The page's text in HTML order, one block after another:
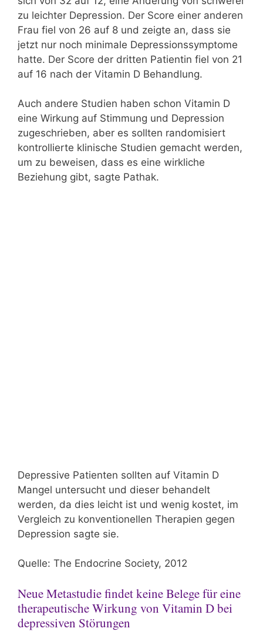
zu leichter Depression. Der Score einer anderen
Frau fiel von 26 auf 8 und zeigte an, dass sie
jetzt nur noch minimale Depressionssymptome
hatte. Der Score der dritten Patientin fiel von 21
auf 16 nach der Vitamin D Behandlung.
Auch andere Studien haben schon Vitamin D
eine Wirkung auf Stimmung und Depression
zugeschrieben, aber es sollten randomisiert
kontrollierte klinische Studien gemacht werden,
um zu beweisen, dass es eine wirkliche
Beziehung gibt, sagte Pathak.
Depressive Patienten sollten auf Vitamin D
Mangel untersucht und dieser behandelt
werden, da dies leicht ist und wenig kostet, im
Vergleich zu konventionellen Therapien gegen
Depression sagte sie.
Quelle: The Endocrine Society, 2012
Neue Metastudie findet keine Belege für eine
therapeutische Wirkung von Vitamin D bei
depressiven Störungen